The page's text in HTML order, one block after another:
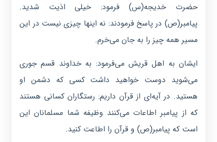
حضرت خدیجه(س) فرمود: خیلی اذیت شدید.
پیامبر(ص) در پاسخ فرمودند: نه اینها چیزی نیست در این
مسیر همه چیز را به جان می‌خرم.
ایشان به اهل قریش می‌فرمود: به خداوند قسم جوری
می‌شوید دوست خواهید داشت کسی که دشمن او
هستید. در آیه‌ای از قرآن داریم: رستگاران کسانی هستند
که از پیامبر اطاعات می‌کنند وظیفه شما مسلمانان این
است که پیامبر(ص) و قرآن را اطاعت کنید.